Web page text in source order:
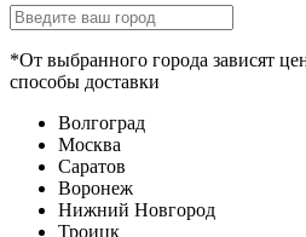
*От выбранного города зависят
способы доставки
Волгоград
Москва
Саратов
Воронеж
Нижний Новгород
Троицк